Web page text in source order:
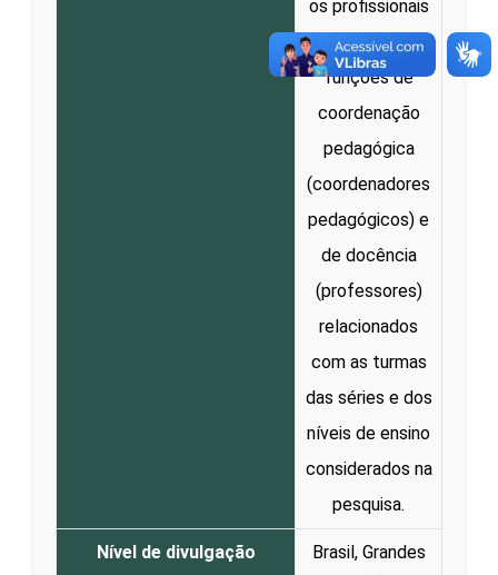
os profissionais
que exercem as
funções de
coordenação
pedagógica
(coordenadores
pedagógicos) e
de docência
(professores)
relacionados
com as turmas
das séries e dos
níveis de ensino
considerados na
pesquisa.
Nível de divulgação
Brasil, Grandes